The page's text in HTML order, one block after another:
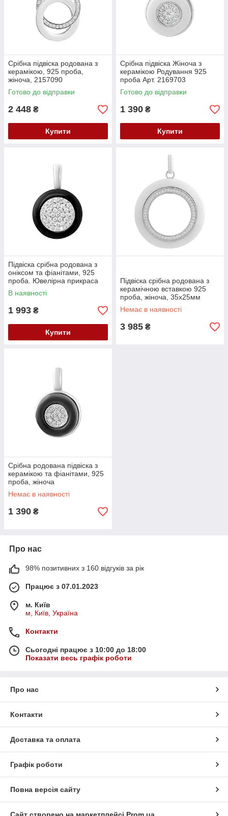
Срібна підвіска родована з
керамікою, 925 проба,
жіноча, 2157090
Готово до відправки
2 448 ₴
Купити
Срібна підвіска Жіноча з
керамікою Родування 925
проба Арт. 2169703
Готово до відправки
1 390 ₴
Купити
Підвіска срібна родована з
оніксом та фіанітами, 925
проба. Ювелірна прикраса
жіноча.
В наявності
1 993 ₴
Купити
Підвіска срібна родована з
керамічною вставкою 925
проба, жіноча, 35х25мм
Немає в наявності
3 985 ₴
Срібна родована підвіска з
керамікою та фіанітами, 925
проба, жіноча
Немає в наявності
1 390 ₴
Про нас
98% позитивних з 160 відгуків за рік
Працює з 07.01.2023
м. Київ
м, Київ, Україна
Контакти
Сьогодні працює з 10:00 до 18:00
Показати весь графік роботи
Про нас
Контакти
Доставка та оплата
Графік роботи
Повна версія сайту